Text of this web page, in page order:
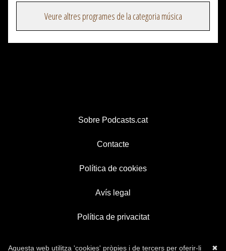
Veure altres programes de la categoria música
Sobre Podcasts.cat
Contacte
Política de cookies
Avís legal
Política de privacitat
✖
Aquesta web utilitza 'cookies' pròpies i de tercers per oferir-li